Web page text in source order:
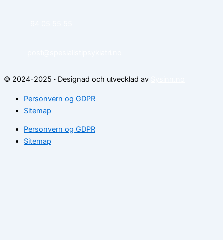
© 2024-2025 · Designad och utvecklad av
Personvern og GDPR
Sitemap
Personvern og GDPR
Sitemap